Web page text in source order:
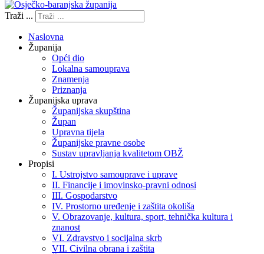
Traži ...
Naslovna
Županija
Opći dio
Lokalna samouprava
Znamenja
Priznanja
Županijska uprava
Županijska skupština
Župan
Upravna tijela
Županijske pravne osobe
Sustav upravljanja kvalitetom OBŽ
Propisi
I. Ustrojstvo samouprave i uprave
II. Financije i imovinsko-pravni odnosi
III. Gospodarstvo
IV. Prostorno uređenje i zaštita okoliša
V. Obrazovanje, kultura, sport, tehnička kultura i
znanost
VI. Zdravstvo i socijalna skrb
VII. Civilna obrana i zaštita